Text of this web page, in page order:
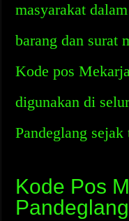
masyarakat
barang dan surat
Kode pos
digunakan di
Pandeglang sejak
Kode Pos
Pandeglang